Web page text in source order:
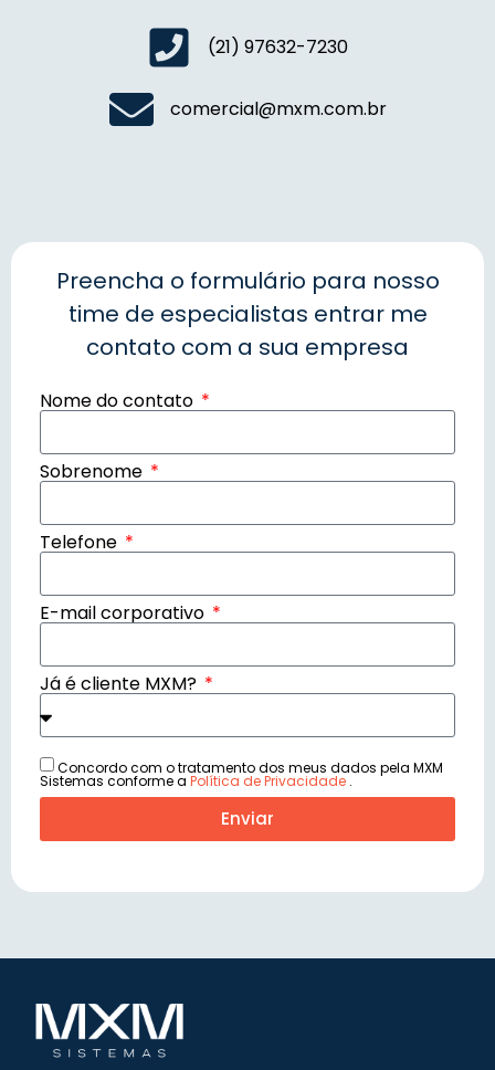
(21) 97632-7230
comercial@mxm.com.br
Preencha o formulário para nosso
time de especialistas entrar me
contato com a sua empresa
Nome do contato
Sobrenome
Telefone
E-mail corporativo
Já é cliente MXM?
Concordo com o tratamento dos meus dados pela MXM
Sistemas conforme a Política de Privacidade .
Enviar